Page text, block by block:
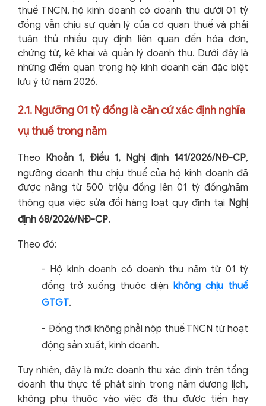
thuế TNCN, hộ kinh doanh có doanh thu dưới 01 tỷ
đồng vẫn chịu sự quản lý của cơ quan thuế và phải
tuân thủ nhiều quy định liên quan đến hóa đơn,
chứng từ, kê khai và quản lý doanh thu. Dưới đây là
những điểm quan trọng hộ kinh doanh cần đặc biệt
lưu ý từ năm 2026.
2.1. Ngưỡng 01 tỷ đồng là căn cứ xác định nghĩa
vụ thuế trong năm
Theo Khoản 1, Điều 1, Nghị định 141/2026/NĐ-CP,
ngưỡng doanh thu chịu thuế của hộ kinh doanh đã
được nâng từ 500 triệu đồng lên 01 tỷ đồng/năm
thông qua việc sửa đổi hàng loạt quy định tại Nghị
định 68/2026/NĐ-CP.
Theo đó:
- Hộ kinh doanh có doanh thu năm từ 01 tỷ
đồng trở xuống thuộc diệnkhông chịu thuế
GTGT.
- Đồng thời không phải nộp thuế TNCN từ hoạt
động sản xuất, kinh doanh.
Tuy nhiên, đây là mức doanh thu xác định trên tổng
doanh thu thực tế phát sinh trong năm dương lịch,
không phụ thuộc vào việc đã thu được tiền hay